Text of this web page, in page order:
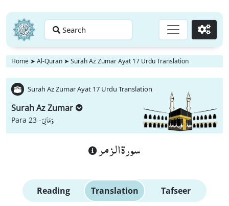
Search Go
Home ➤ Al-Quran ➤ Surah Az Zumar Ayat 17 Urdu Translation
Surah Az Zumar Ayat 17 Urdu Translation
Surah Az Zumar
Para 23 -وَ مَا لِیَ
سورة الزمر
Reading Translation Tafseer